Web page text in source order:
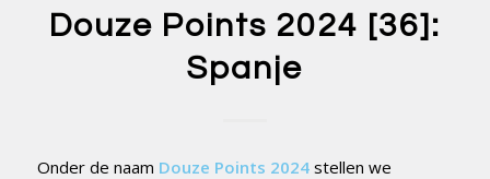
Douze Points 2024 [36]:
Spanje
Onder de naam Douze Points 2024stellen we